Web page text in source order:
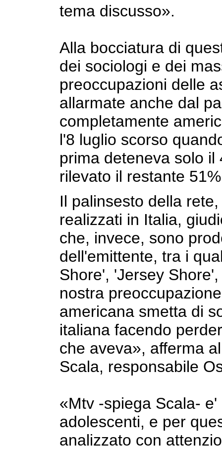
tema discusso».
Alla bocciatura di
dei sociologi e dei
preoccupazioni delle
allarmate anche dal
completamente
l'8 luglio scorso
prima deteneva solo
rilevato il restante
Il palinsesto della
realizzati in Italia,
che, invece, sono
dell'emittente, tra i
Shore', 'Jersey
nostra
americana smetta di
italiana facendo
che aveva», afferma
Scala, responsabile
«Mtv -spiega Scala-
adolescenti, e per
analizzato con